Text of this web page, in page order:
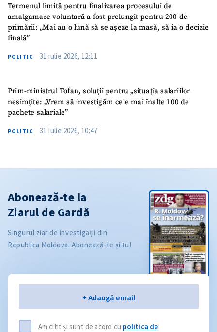
Termenul limită pentru finalizarea procesului de
amalgamare voluntară a fost prelungit pentru 200 de
primării: „Mai au o lună să se așeze la masă, să ia o decizie
finală”
POLITIC 31 iulie 2026, 12:11
Prim-ministrul Tofan, soluții pentru „situația salariilor
nesimțite: „Vrem să investigăm cele mai înalte 100 de
pachete salariale”
POLITIC 31 iulie 2026, 10:47
Abonează-te la
Ziarul de Gardă
Singurul ziar de investigații din
Republica Moldova. Abonează-te și tu!
+ Adaugă email
Am citit și sunt de acord cu politica de